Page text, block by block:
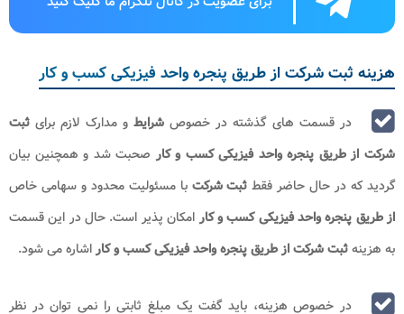
هزینه ثبت شرکت از طریق پنجره واحد فیزیکی کسب و کار
در قسمت های گذشته در خصوصشرایطو مدارک لازم برای ثبت
شرکت از طریق پنجره واحد فیزیکی کسب و کار صحبت شد و همچنین بیان
گردید که در حال حاضر فقط ثبت شرکتبا مسئولیت محدود و سهامی خاص
از طریق پنجره واحد فیزیکی کسب و کارامکان پذیر است. حال در این قسمت
به هزینهثبت شرکت از طریق پنجره واحد فیزیکی کسب و کاراشاره می شود.
در خصوص هزینه، باید گفت یک مبلغ ثابتی را نمی توان در نظر